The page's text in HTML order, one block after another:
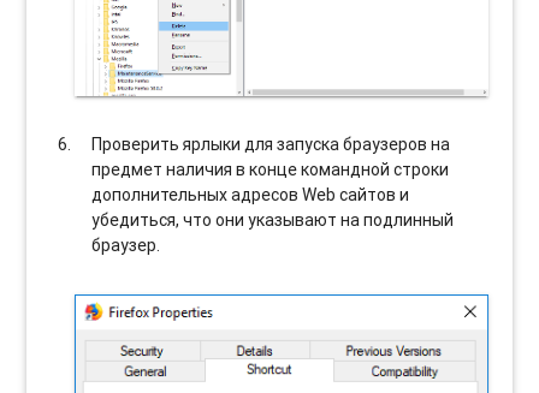
Проверить ярлыки для запуска браузеров на
предмет наличия в конце командной строки
дополнительных адресов Web сайтов и
убедиться, что они указывают на подлинный
браузер.